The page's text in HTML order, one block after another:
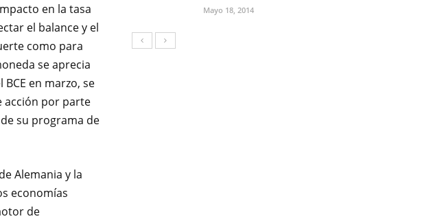
en la tasa
el balance y el
como para
se aprecia
en marzo, se
acción por parte
su programa de
Alemania y la
economías
de
Mayo 18, 2014